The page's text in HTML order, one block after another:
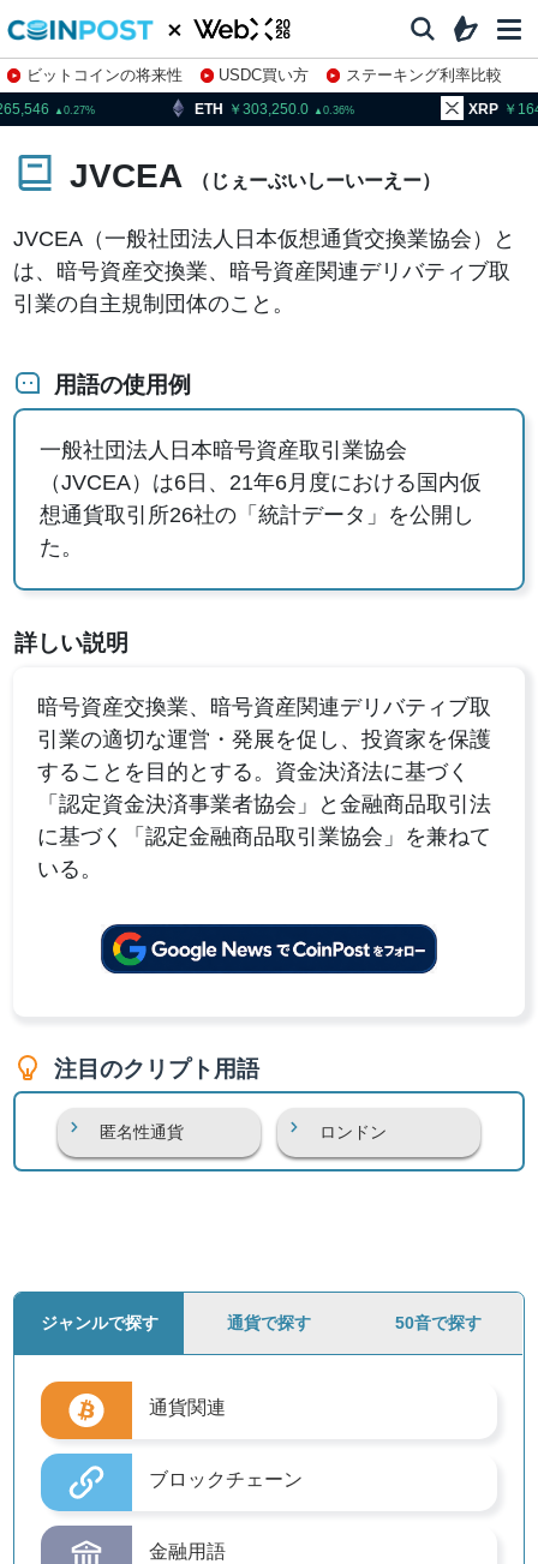
ビットコインの将来性 USDC買い方
ステーキング利率比較
株特集・関連銘柄
0.27 ETH 303,250.0 0.36 XRP 164.59
JVCEA （じぇーぶいしーいーえー）
JVCEA（一般社団法人日本仮想通貨交換業協会）と
は、暗号資産交換業、暗号資産関連デリバティブ取
引業の自主規制団体のこと。
用語の使用例
一般社団法人日本暗号資産取引業協会
（JVCEA）は6日、21年6月度における国内仮
想通貨取引所26社の「統計データ」を公開し
た。
詳しい説明
暗号資産交換業、暗号資産関連デリバティブ取
引業の適切な運営・発展を促し、投資家を保護
することを目的とする。資金決済法に基づく
「認定資金決済事業者協会」と金融商品取引法
に基づく「認定金融商品取引業協会」を兼ねて
いる。
注目のクリプト用語
匿名性通貨 ロンドン
ジャンルで探す 通貨で探す 50音で探す
通貨関連
ブロックチェーン
金融用語